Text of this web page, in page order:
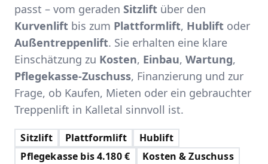
passt – vom geraden Sitzlift über den
Kurvenlift bis zum Plattformlift, Hublift oder
Außentreppenlift. Sie erhalten eine klare
Einschätzung zu Kosten, Einbau, Wartung,
Pflegekasse-Zuschuss, Finanzierung und zur
Frage, ob Kaufen, Mieten oder ein gebrauchter
Treppenlift in Kalletal sinnvoll ist.
Sitzlift Plattformlift
Hublift
Pflegekasse bis 4.180 €
Kosten & Zuschuss